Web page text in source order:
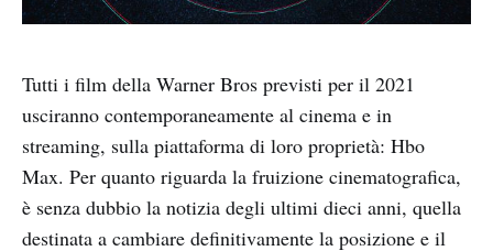
Tutti i film della Warner Bros previsti per il 2021
usciranno contemporaneamente al cinema e in
streaming, sulla piattaforma di loro proprietà: Hbo
Max. Per quanto riguarda la fruizione cinematografica,
è senza dubbio la notizia degli ultimi dieci anni, quella
destinata a cambiare definitivamente la posizione e il